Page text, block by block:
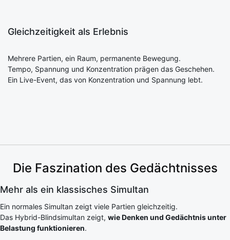
Gleichzeitigkeit als Erlebnis
Mehrere Partien, ein Raum, permanente Bewegung.
Tempo, Spannung und Konzentration prägen das Geschehen.
Ein Live-Event, das von Konzentration und Spannung lebt.
Die Faszination des Gedächtnisses
Mehr als ein klassisches Simultan
Ein normales Simultan zeigt viele Partien gleichzeitig.
Das Hybrid-Blindsimultan zeigt, wie Denken und Gedächtnis unter
Belastung funktionieren.